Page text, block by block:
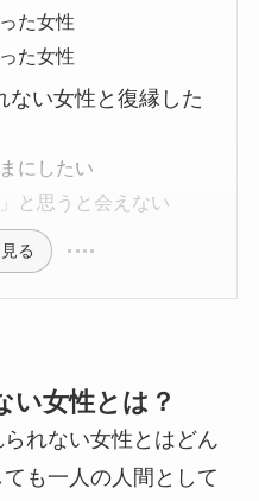
た女性
た女性
ない女性と復縁した
にしたい
と思うと会えない
る
い女性とは？
れない女性とはどん
も一人の人間として